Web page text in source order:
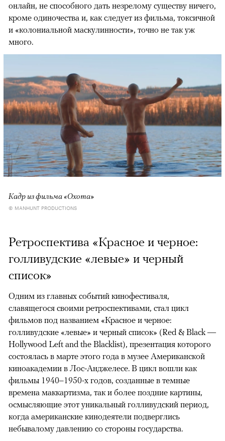
онлайн, не способного дать незрелому существу ничего,
кроме одиночества и, как следует из фильма, токсичной
и «колониальной маскулинности», точно не так уж
много.
Кадр из фильма «Охота»
© MANHUNT PRODUCTIONS
Ретроспектива «Красное и черное:
голливудские «левые» и черный
список»
Одним из главных событий кинофестиваля,
славящегося своими ретроспективами, стал цикл
фильмов под названием «Красное и черное:
голливудские «левые» и черный список» (Red & Black —
Hollywood Left and the Blacklist), презентация которого
состоялась в марте этого года в музее Американской
киноакадемии в Лос-Анджелесе. В цикл вошли как
фильмы 1940–1950-х годов, созданные в темные
времена маккартизма, так и более поздние картины,
осмысляющие этот уникальный голливудский период,
когда американские кинодеятели подверглись
небывалому давлению со стороны государства.